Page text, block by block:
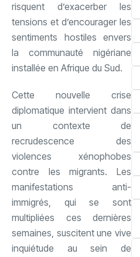
risquent d’exacerber les
tensions et d’encourager les
sentiments hostiles envers
la communauté nigériane
installée en Afrique du Sud.
Cette nouvelle crise
diplomatique intervient dans
un contexte de
recrudescence des
violences xénophobes
contre les migrants. Les
manifestations anti-
immigrés, qui se sont
multipliées ces dernières
semaines, suscitent une vive
inquiétude au sein de